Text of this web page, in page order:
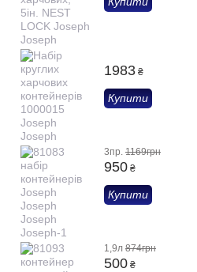
1983 ₴
Купити
3пр. 1169грн
950 ₴
Купити
1,9л 874грн
500 ₴